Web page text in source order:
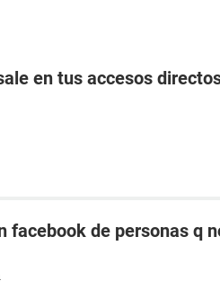
en tus accesos
facebook de personas q